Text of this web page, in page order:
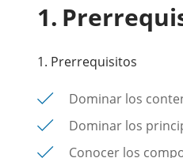
1. Prerrequisitos
Dominar los
Dominar los
Conocer los